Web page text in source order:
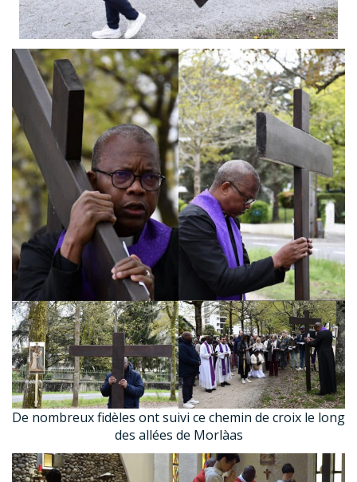
De nombreux fidèles ont suivi ce chemin de croix le long
des allées de Morlàas